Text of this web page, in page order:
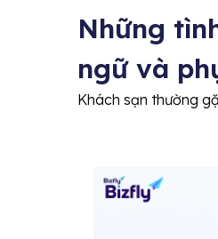
Những
ngữ và
Khách sạn thường